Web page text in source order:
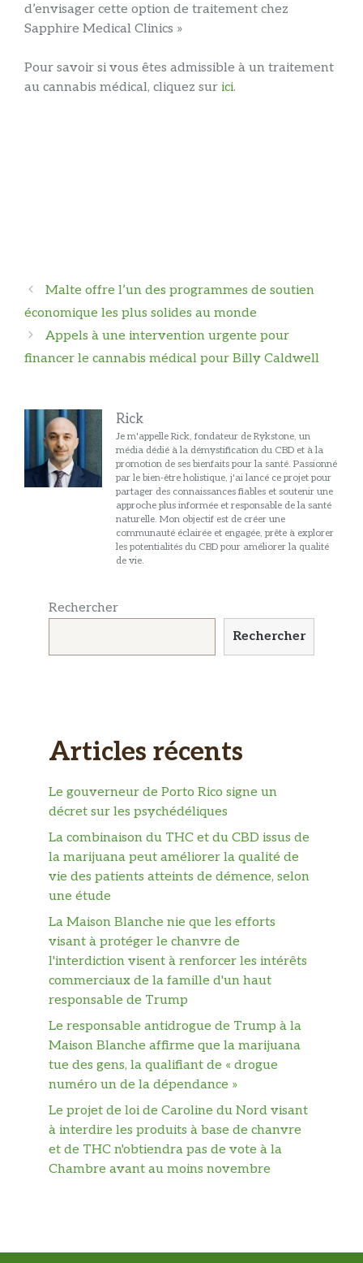
d’envisager cette option de traitement chez
Sapphire Medical Clinics »
Pour savoir si vous êtes admissible à un traitement
au cannabis médical, cliquez sur ici.
Navigation
des
Malte offre l’un des programmes de soutien
économique les plus solides au monde
Appels à une intervention urgente pour
financer le cannabis médical pour Billy Caldwell
Rick
Je m'appelle Rick, fondateur de Rykstone, un
média dédié à la démystification du CBD et à la
promotion de ses bienfaits pour la santé. Passionné
par le bien-être holistique, j'ai lancé ce projet pour
partager des connaissances fiables et soutenir une
approche plus informée et responsable de la santé
naturelle. Mon objectif est de créer une
communauté éclairée et engagée, prête à explorer
les potentialités du CBD pour améliorer la qualité
de vie.
Rechercher
Rechercher
Articles récents
Le gouverneur de Porto Rico signe un
décret sur les psychédéliques
La combinaison du THC et du CBD issus de
la marijuana peut améliorer la qualité de
vie des patients atteints de démence, selon
une étude
La Maison Blanche nie que les efforts
visant à protéger le chanvre de
l'interdiction visent à renforcer les intérêts
commerciaux de la famille d'un haut
responsable de Trump
Le responsable antidrogue de Trump à la
Maison Blanche affirme que la marijuana
tue des gens, la qualifiant de « drogue
numéro un de la dépendance »
Le projet de loi de Caroline du Nord visant
à interdire les produits à base de chanvre
et de THC n'obtiendra pas de vote à la
Chambre avant au moins novembre